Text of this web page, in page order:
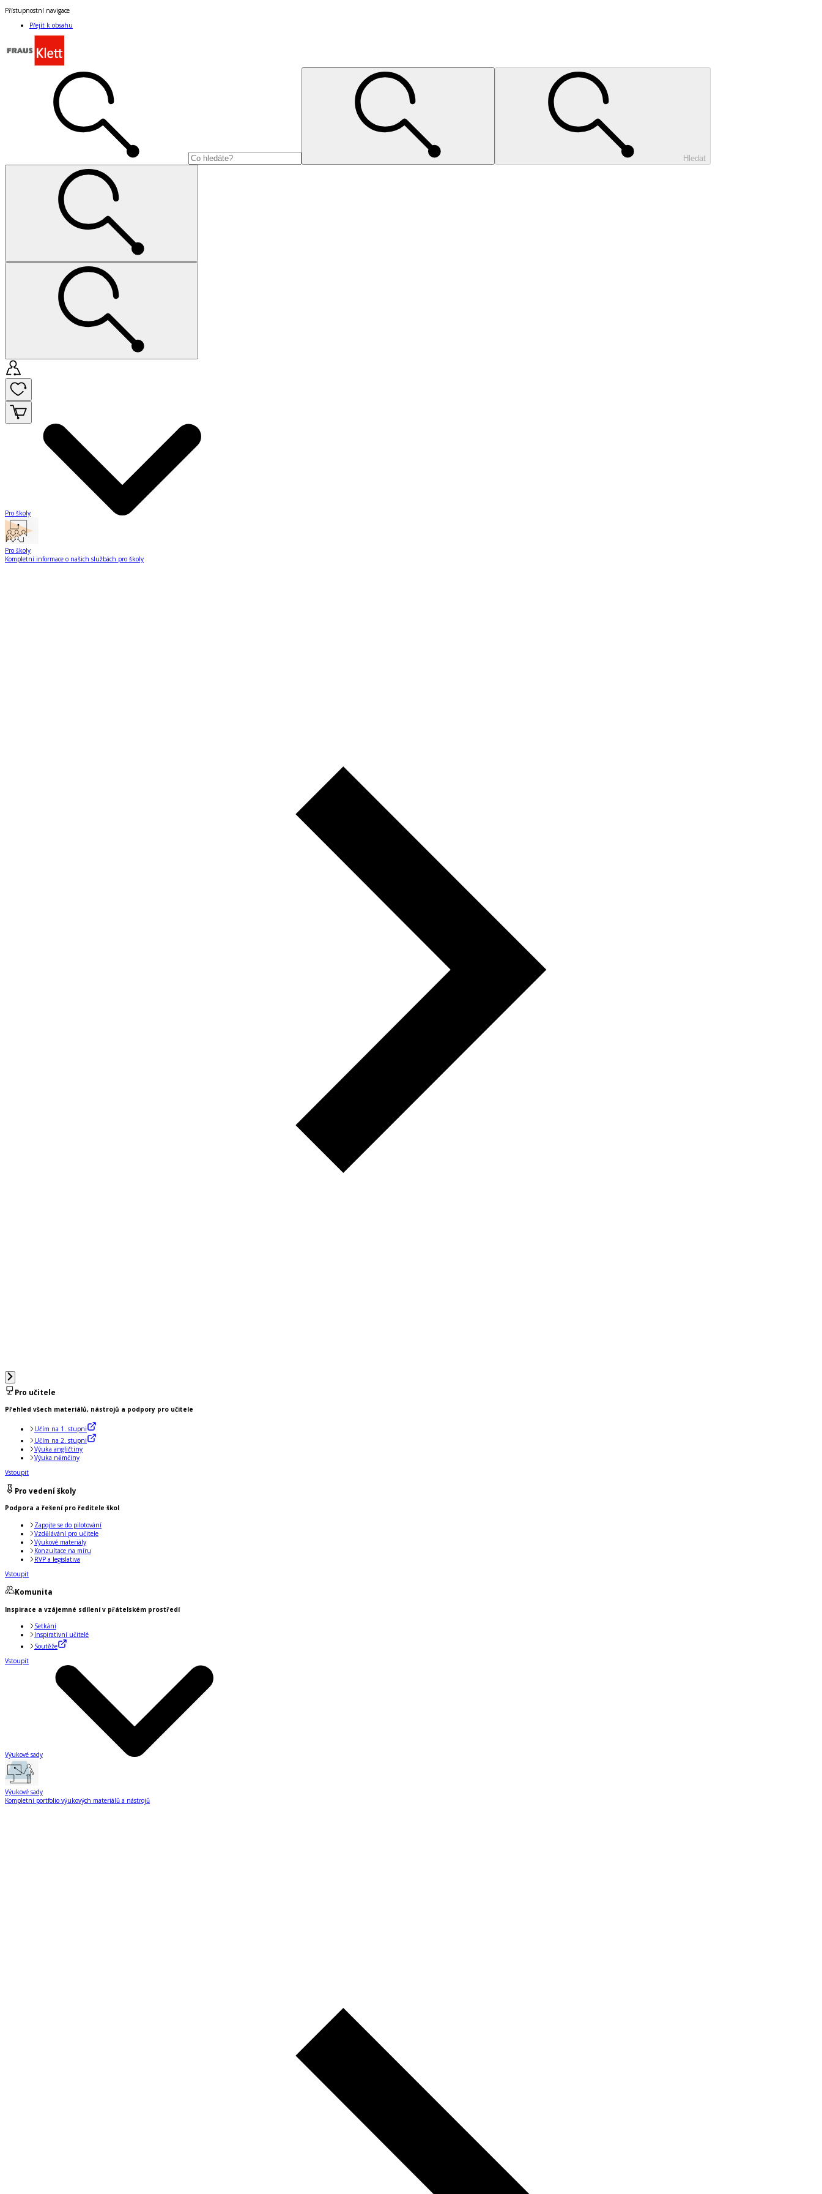
Přístupnostní navigace
Přejít k obsahu
Hledat
Pro školy
Pro školy
Kompletní informace o našich službách pro školy
Pro učitele
Přehled všech materiálů, nástrojů a podpory pro učitele
Učím na 1. stupni
Učím na 2. stupni
Výuka angličtiny
Výuka němčiny
Vstoupit
Pro vedení školy
Podpora a řešení pro ředitele škol
Zapojte se do pilotování
Vzdělávání pro učitele
Výukové materiály
Konzultace na míru
RVP a legislativa
Vstoupit
Komunita
Inspirace a vzájemné sdílení v přátelském prostředí
Setkání
Inspirativní učitelé
Soutěže
Vstoupit
Výukové sady
Výukové sady
Kompletní portfolio výukových materiálů a nástrojů